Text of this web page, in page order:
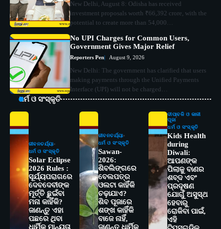
New Delhi, August 8: Odisha has received
investment proposals worth ₹66,392 crore, with the
potential to create more than 54,000…
No UPI Charges for Common Users,
Government Gives Major Relief
Reporters Pen August 9, 2026
New Delhi: The government has clarified that users
making payments through the Unified Payments
Interface (UPI) will not be charged…
ଧର୍ମ ଓ ସଂସ୍କୃତି
ଜୀବନଚର୍ଯ୍ୟା
ଧର୍ମ ଓ ସଂସ୍କୃତି
Solar Eclipse
2026 Rules :
ସୂର୍ଯ୍ୟପରାଗରେ
ଦେବଦେବୀଙ୍କ
ମୂର୍ତ୍ତି ଛୁଇଁବା
ମନା କାହିଁକି?
ଜାଣନ୍ତୁ ଏହା
ପଛରେ ଥିବା
ଧାର୍ମିକ ମାନ୍ୟତା
ଜୀବନଚର୍ଯ୍ୟା
ଧର୍ମ ଓ ସଂସ୍କୃତି
Sawan-
2026:
ଶିବଲିଙ୍ଗରେ
ବେଲପତ୍ର
ଓଲଟା କାହିଁକି
ଚଢ଼ାଯାଏ?
ଶିବ ପୂଜାରେ
ଶଙ୍ଖ କାହିଁକି
ବାଜେ ନାହିଁ,
ଜାଣନ୍ତୁ ଧାର୍ମିକ
ଦୀପାବଳି ଓ କାଳୀ
ପୂଜା
ଧର୍ମ ଓ ସଂସ୍କୃତି
Kids Health
during
Diwali:
ଆପଣଙ୍କ
ପିଲାକୁ ବାଣର
ଶବ୍ଦ ଏବଂ
ପ୍ରଦୂଷଣ
ଯୋଗୁଁ ଅସୁସ୍ଥ
ହେବାରୁ
ରୋକିବା ପାଇଁ,
ଏହି
ସୋଆର ୨୦ତମ ପ୍ରତିଷ୍ଠା ଦିବସରେ